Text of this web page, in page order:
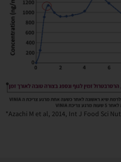
*Azachi M et al, 2014, Int J Food Sci